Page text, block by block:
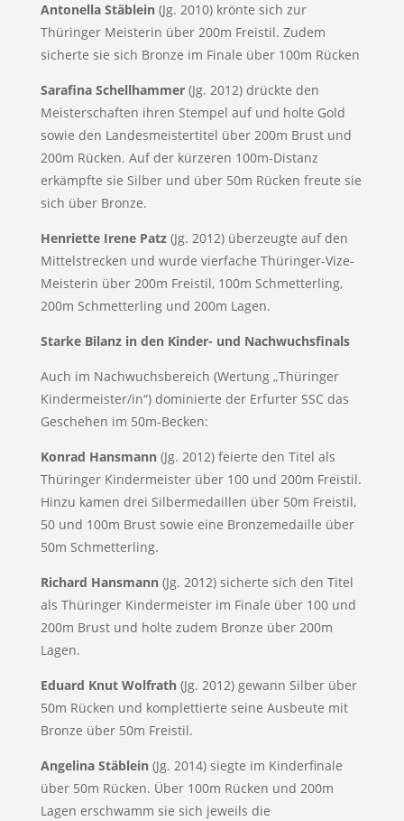
Antonella Stäblein (Jg. 2010) krönte sich zur
Thüringer Meisterin über 200m Freistil. Zudem
sicherte sie sich Bronze im Finale über 100m Rücken
Sarafina Schellhammer(Jg. 2012) drückte den
Meisterschaften ihren Stempel auf und holte Gold
sowie den Landesmeistertitel über 200m Brust und
200m Rücken. Auf der kürzeren 100m-Distanz
erkämpfte sie Silber und über 50m Rücken freute sie
sich über Bronze.
Henriette Irene Patz(Jg. 2012) überzeugte auf den
Mittelstrecken und wurde vierfache Thüringer-Vize-
Meisterin über 200m Freistil, 100m Schmetterling,
200m Schmetterling und 200m Lagen.
Starke Bilanz in den Kinder- und Nachwuchsfinals
Auch im Nachwuchsbereich (Wertung „Thüringer
Kindermeister/in“) dominierte der Erfurter SSC das
Geschehen im 50m-Becken:
Konrad Hansmann (Jg. 2012) feierte den Titel als
Thüringer Kindermeister über 100 und 200m Freistil.
Hinzu kamen drei Silbermedaillen über 50m Freistil,
50 und 100m Brust sowie eine Bronzemedaille über
50m Schmetterling.
Richard Hansmann (Jg. 2012) sicherte sich den Titel
als Thüringer Kindermeister im Finale über 100 und
200m Brust und holte zudem Bronze über 200m
Lagen.
Eduard Knut Wolfrath (Jg. 2012) gewann Silber über
50m Rücken und komplettierte seine Ausbeute mit
Bronze über 50m Freistil.
Angelina Stäblein (Jg. 2014) siegte im Kinderfinale
über 50m Rücken. Über 100m Rücken und 200m
Lagen erschwamm sie sich jeweils die